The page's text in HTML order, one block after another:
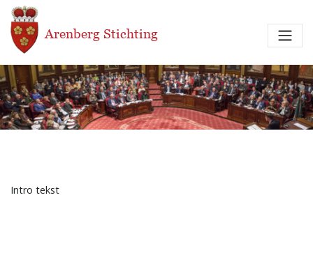
Overslaan en naar de inhoud gaan
Arenberg Stichting
Intro tekst